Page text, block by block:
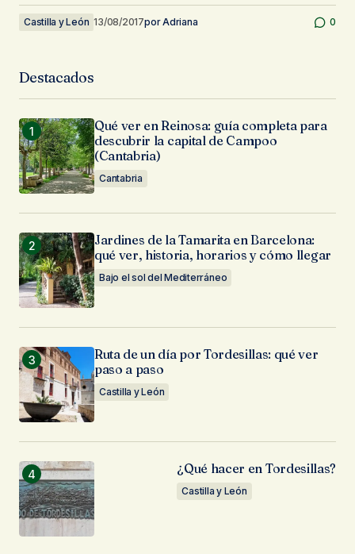
Castilla y León 13/08/2017porAdriana 0
Destacados
Qué ver en Reinosa: guía completa para
descubrir la capital de Campoo
(Cantabria)
Cantabria
Jardines de la Tamarita en Barcelona:
qué ver, historia, horarios y cómo llegar
Bajo el sol del Mediterráneo
Ruta de un día por Tordesillas: qué ver
paso a paso
Castilla y León
¿Qué hacer en Tordesillas?
Castilla y León